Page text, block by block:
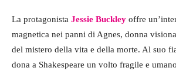
La protagonista Jessie Buckley offre
magnetica nei panni di Agnes, donna
del mistero della vita e della morte. Al suo
dona a Shakespeare un volto fragile e